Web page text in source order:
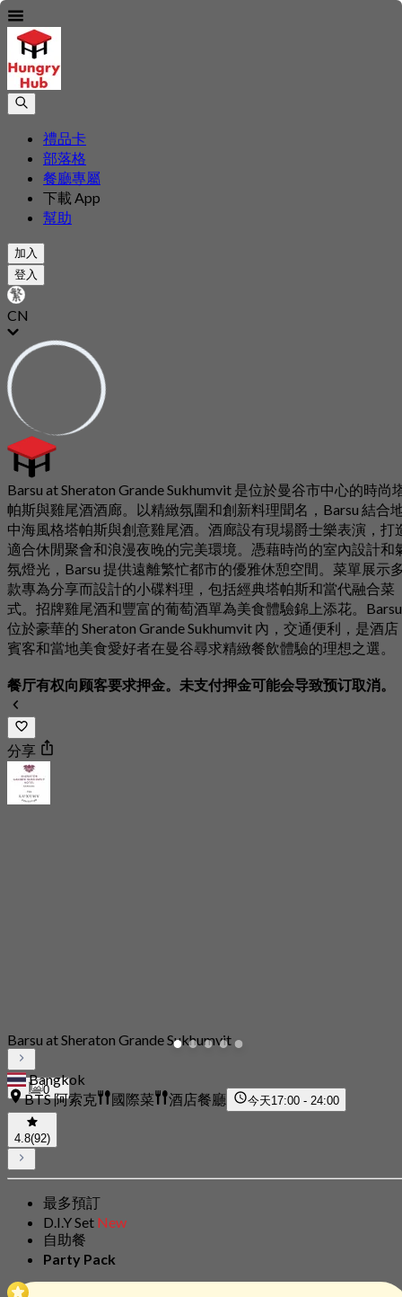
禮品卡
部落格
餐廳專屬
下載 App
幫助
加入
登入
CN
Barsu at Sheraton Grande Sukhumvit 是位於曼谷市中心的時尚
帕斯與雞尾酒酒廊。以精緻氛圍和創新料理聞名，Barsu 結合
中海風格塔帕斯與創意雞尾酒。酒廊設有現場爵士樂表演，打
適合休閒聚會和浪漫夜晚的完美環境。憑藉時尚的室內設計和
氛燈光，Barsu 提供遠離繁忙都市的優雅休憩空間。菜單展示
款專為分享而設計的小碟料理，包括經典塔帕斯和當代融合菜
式。招牌雞尾酒和豐富的葡萄酒單為美食體驗錦上添花。Barsu
位於豪華的 Sheraton Grande Sukhumvit 內，交通便利，是酒店
賓客和當地美食愛好者在曼谷尋求精緻餐飲體驗的理想之選。
餐厅有权向顾客要求押金。未支付押金可能会导致预订取消。
分享
0
Barsu at Sheraton Grande Sukhumvit
Bangkok
BTS 阿索克
國際菜 酒店餐廳 今天17:00 - 24:00
4.8(92)
最多預訂
D.I.Y Set New
自助餐
Party Pack